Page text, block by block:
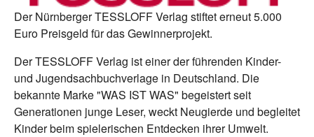
Der Nürnberger TESSLOFF Verlag stiftet erneut 5.000
Euro Preisgeld für das Gewinnerprojekt.
Der TESSLOFF Verlag ist einer der führenden Kinder-
und Jugendsachbuchverlage in Deutschland. Die
bekannte Marke "WAS IST WAS" begeistert seit
Generationen junge Leser, weckt Neugierde und begleitet
Kinder beim spielerischen Entdecken ihrer Umwelt.